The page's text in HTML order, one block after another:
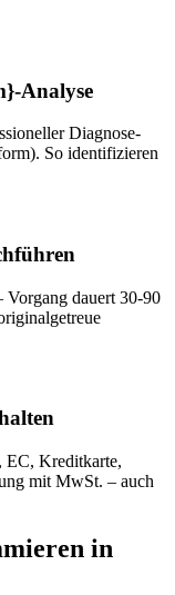
Analyse
Diagnose-
So identifizieren
Vorgang dauert 30-90
EC, Kreditkarte,
mit MwSt. – auch
in